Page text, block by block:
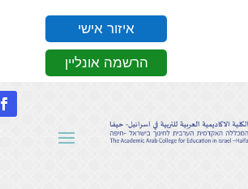
איזור אישי
הרשמה אונליין